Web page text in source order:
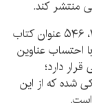
انتشارات علمی و فرهنگی، درمجموع از سال ۱۳۹۳، ۵۴۶ عنوان کتاب
احتساب عناوین
قرار دارد؛
شده که از این